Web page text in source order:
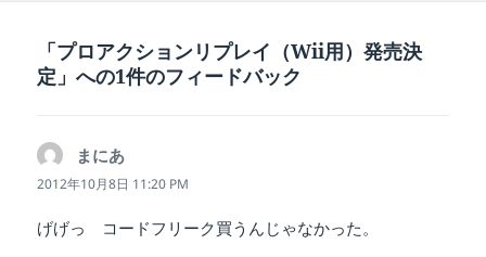
ー
「プロアクションリプレイ（Wii用）発売決
定」への1件のフィードバック
まにあ
り:
2012年10月8日 11:20 PM
げげっ コードフリーク買うんじゃなかった。